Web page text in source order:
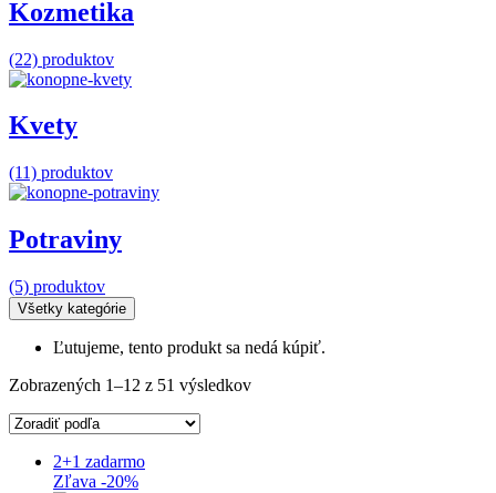
Kozmetika
(22) produktov
Kvety
(11) produktov
Potraviny
(5) produktov
Všetky kategórie
Ľutujeme, tento produkt sa nedá kúpiť.
Zobrazených 1–12 z 51 výsledkov
2+1 zadarmo
Zľava -20%